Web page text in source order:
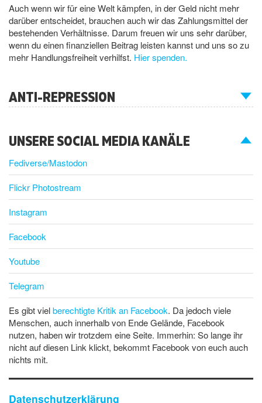
Auch wenn wir für eine Welt kämpfen, in der Geld nicht mehr
darüber entscheidet, brauchen auch wir das Zahlungsmittel der
bestehenden Verhältnisse. Darum freuen wir uns sehr darüber,
wenn du einen finanziellen Beitrag leisten kannst und uns so zu
mehr Handlungsfreiheit verhilfst. Hier spenden.
ANTI-REPRESSION
UNSERE SOCIAL MEDIA KANÄLE
Fediverse/Mastodon
Flickr Photostream
Instagram
Facebook
Youtube
Telegram
Es gibt vielberechtigte Kritik an Facebook. Da jedoch viele
Menschen, auch innerhalb von Ende Gelände, Facebook
nutzen, haben wir trotzdem eine Seite. Immerhin: So lange ihr
nicht auf diesen Link klickt, bekommt Facebook von euch auch
nichts mit.
Datenschutzerklärung